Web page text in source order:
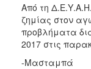
2010
2006
Από τη
ζημίας στον
προβλήματα
2017 στις
-Μασταμπά